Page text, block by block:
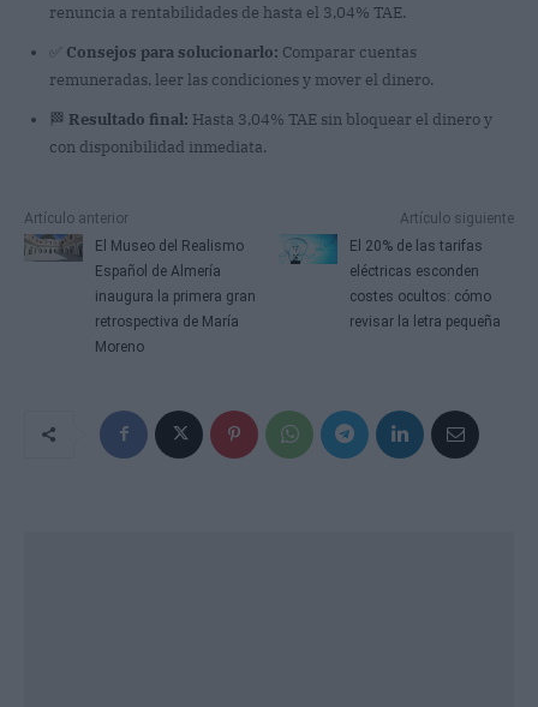
renuncia a rentabilidades de hasta el 3,04% TAE.
Consejos para solucionarlo: Comparar cuentas
remuneradas, leer las condiciones y mover el dinero.
🏁 Resultado final: Hasta 3,04% TAE sin bloquear el dinero y
con disponibilidad inmediata.
Artículo anterior
El Museo del Realismo
Español de Almería
inaugura la primera gran
retrospectiva de María
Moreno
Artículo siguiente
El 20% de las tarifas
eléctricas esconden
costes ocultos: cómo
revisar la letra pequeña